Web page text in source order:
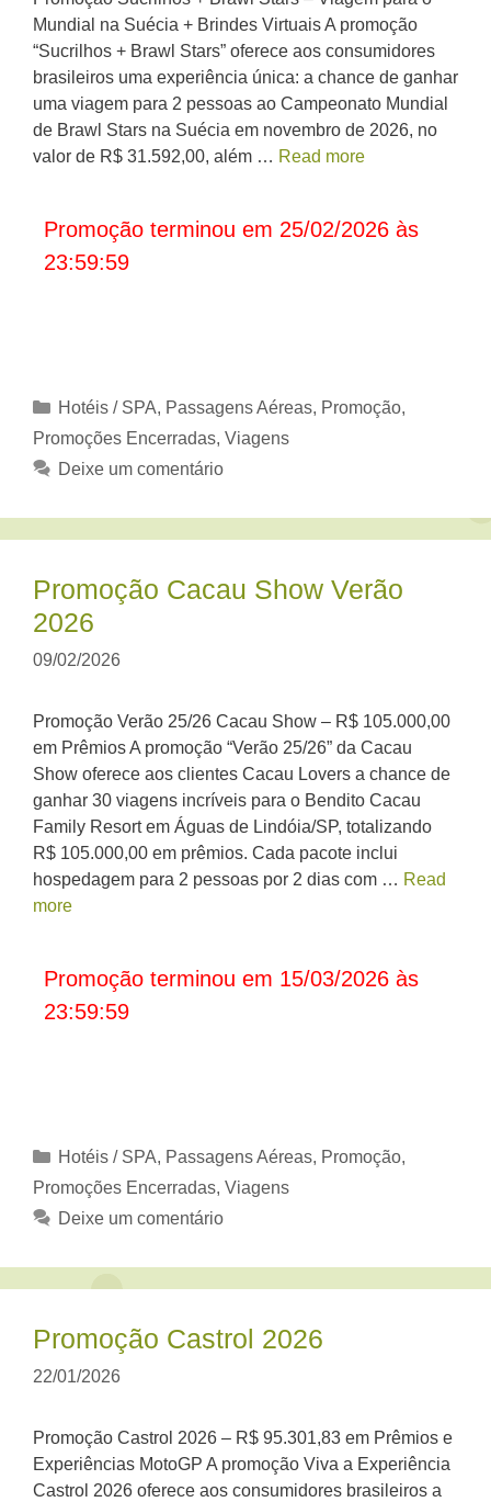
Mundial na Suécia + Brindes Virtuais A promoção
“Sucrilhos + Brawl Stars” oferece aos consumidores
brasileiros uma experiência única: a chance de ganhar
uma viagem para 2 pessoas ao Campeonato Mundial
de Brawl Stars na Suécia em novembro de 2026, no
valor de R$ 31.592,00, além … Read more
Promoção terminou em 25/02/2026 às
23:59:59
Categorias
Hotéis / SPA, Passagens Aéreas, Promoção,
Promoções Encerradas, Viagens
Deixe um comentário
Promoção Cacau Show Verão
2026
09/02/2026
Promoção Verão 25/26 Cacau Show – R$ 105.000,00
em Prêmios A promoção “Verão 25/26” da Cacau
Show oferece aos clientes Cacau Lovers a chance de
ganhar 30 viagens incríveis para o Bendito Cacau
Family Resort em Águas de Lindóia/SP, totalizando
R$ 105.000,00 em prêmios. Cada pacote inclui
hospedagem para 2 pessoas por 2 dias com … Read
more
Promoção terminou em 15/03/2026 às
23:59:59
Categorias
Hotéis / SPA, Passagens Aéreas, Promoção,
Promoções Encerradas, Viagens
Deixe um comentário
Promoção Castrol 2026
22/01/2026
Promoção Castrol 2026 – R$ 95.301,83 em Prêmios e
Experiências MotoGP A promoção Viva a Experiência
Castrol 2026 oferece aos consumidores brasileiros a